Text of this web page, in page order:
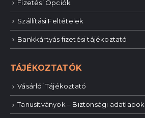
Fizetési Opciók
Szállítási Feltételek
Bankkártyás fizetési tájékoztató
TÁJÉKOZTATÓK
Vásárlói Tájékoztató
Tanusítványok – Biztonsági adatlapok